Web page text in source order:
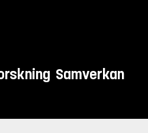
Samverkan